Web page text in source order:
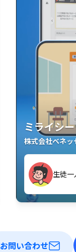
ミライシ
株式会社ベネ
生徒一
い」「
お問い合わせ